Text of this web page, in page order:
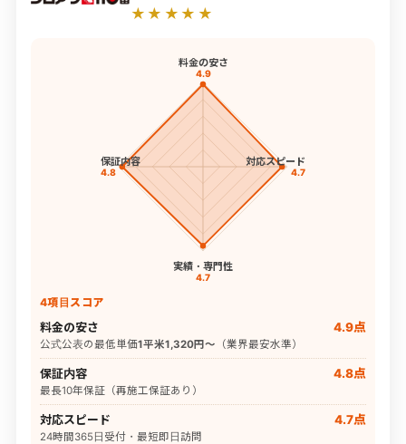
★★★★★
料金の安さ
4.9
対応スピード
4.7
実績・専門性
4.7
保証内容
4.8
4項目スコア
料金の安さ 4.9点
公式公表の最低単価1平米1,320円〜 （業界最安水準）
保証内容 4.8点
最長10年保証（再施工保証あり）
対応スピード 4.7点
24時間365日受付・最短即日訪問